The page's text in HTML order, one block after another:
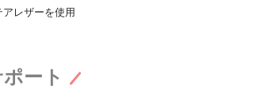
アレザーを使用
ート